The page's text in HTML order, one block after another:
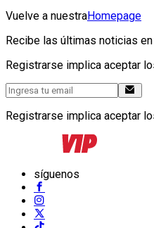
Vuelve a nuestraHomepage
Recibe las últimas noticias
Registrarse implica aceptar
Registrarse implica aceptar
síguenos